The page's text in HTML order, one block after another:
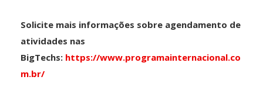
Solicite mais informações sobre agendamento de
atividades nas
BigTechs: https://www.programainternacional.co
m.br/